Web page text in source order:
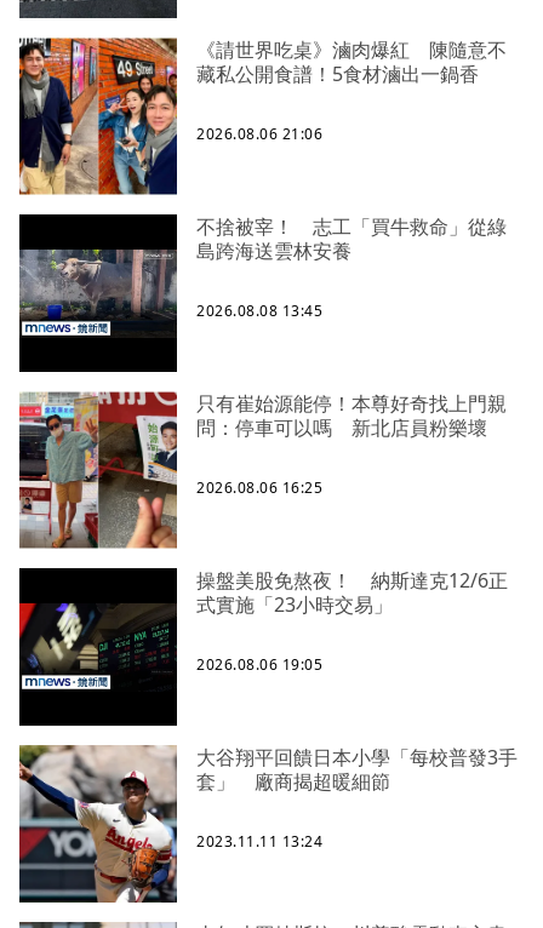
《請世界吃桌》滷肉爆紅 陳隨意不
藏私公開食譜！5食材滷出一鍋香
2026.08.06 21:06
不捨被宰！ 志工「買牛救命」從綠
島跨海送雲林安養
2026.08.08 13:45
只有崔始源能停！本尊好奇找上門親
問：停車可以嗎 新北店員粉樂壞
2026.08.06 16:25
操盤美股免熬夜！ 納斯達克12/6正
式實施「23小時交易」
2026.08.06 19:05
大谷翔平回饋日本小學「每校普發3手
套」 廠商揭超暖細節
2023.11.11 13:24